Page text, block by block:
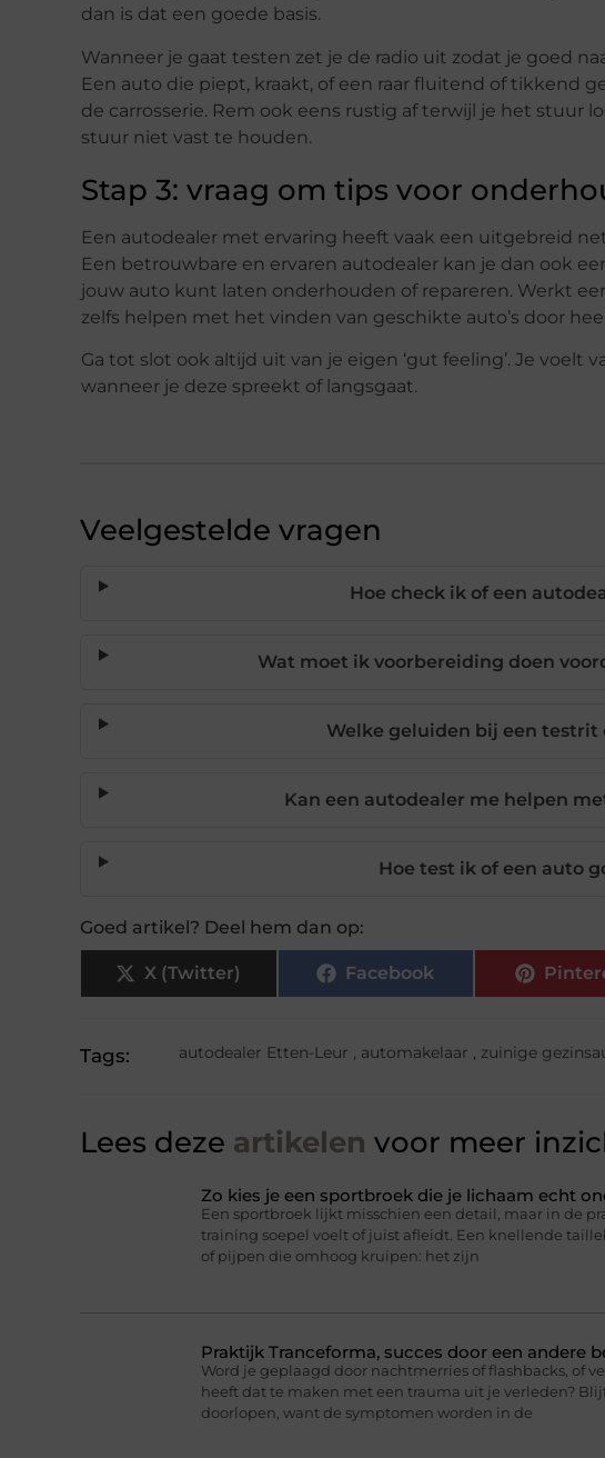
dan is dat een goede basis.
Wanneer je gaat testen zet je de radio uit zodat je goed
Een auto die piept, kraakt, of een raar fluitend of tikkend
de carrosserie. Rem ook eens rustig af terwijl je het stuur
stuur niet vast te houden.
Stap 3: vraag om tips voor
Een autodealer met ervaring heeft vaak een uitgebreid
Een betrouwbare en ervaren autodealer kan je dan ook
jouw auto kunt laten onderhouden of repareren. Werkt
zelfs helpen met het vinden van geschikte auto’s door
Ga tot slot ook altijd uit van je eigen ‘gut feeling’. Je voelt
wanneer je deze spreekt of langsgaat.
Veelgestelde vragen
Hoe check ik of een
Wat moet ik voorbereiding doen
Welke geluiden bij een testrit
Kan een autodealer me helpen
Hoe test ik of een auto
Goed artikel? Deel hem dan op:
X (Twitter) Facebook
Tags: autodealer Etten-Leur , automakelaar , zuinige
Lees deze artikelen voor meer
Zo kies je een sportbroek die je lichaam echt
Een sportbroek lijkt misschien een detail, maar in de
training soepel voelt of juist afleidt. Een knellende
of pijpen die omhoog kruipen: het zijn
Praktijk Tranceforma, succes door een andere
Word je geplaagd door nachtmerries of flashbacks, of
heeft dat te maken met een trauma uit je verleden?
doorlopen, want de symptomen worden in de